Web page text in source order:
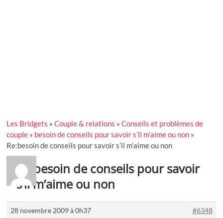
Les Bridgets »Couple & relations »Conseils et problèmes de
couple » besoin de conseils pour savoir s’il m’aime ou non »
Re:besoin de conseils pour savoir s’il m’aime ou non
Re:besoin de conseils pour savoir
s’il m’aime ou non
28 novembre 2009 à 0h37
#6348